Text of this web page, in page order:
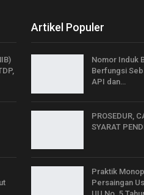
Artikel Populer
Nomor Induk
Berfungsi
API dan…
PROSEDUR,
SYARAT
Praktik
Persaingan